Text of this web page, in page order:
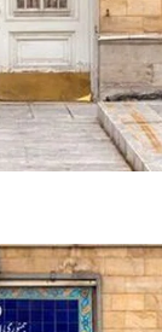
هواپیمای مرموز E-11A BACN چیست؟